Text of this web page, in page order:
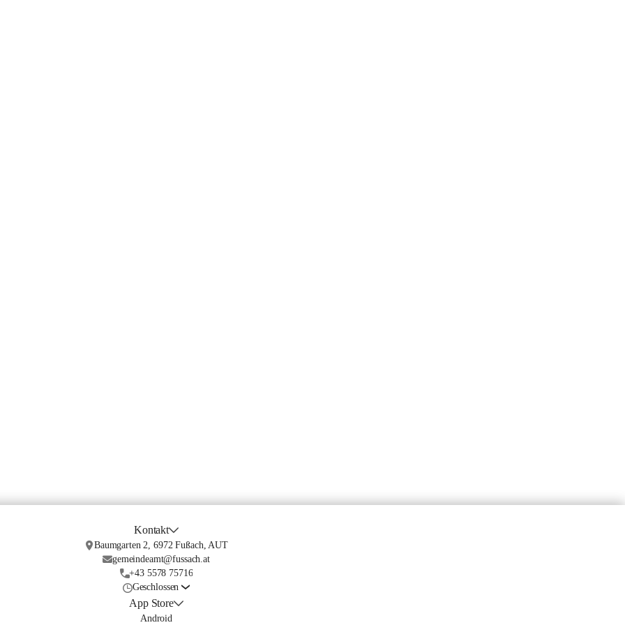
Kontakt
Baumgarten 2, 6972 Fußach, AUT
gemeindeamt@fussach.at
+43 5578 75716
Geschlossen
App Store
Android